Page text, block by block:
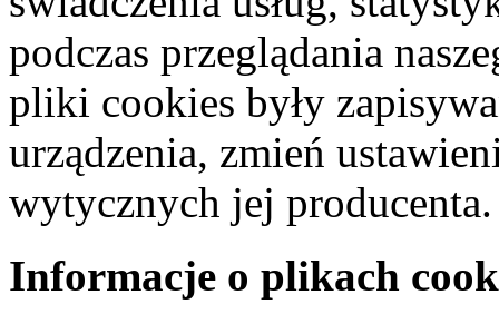
podczas przeglądania
pliki cookies były
urządzenia, zmień
wytycznych jej producenta.
Informacje o plikach